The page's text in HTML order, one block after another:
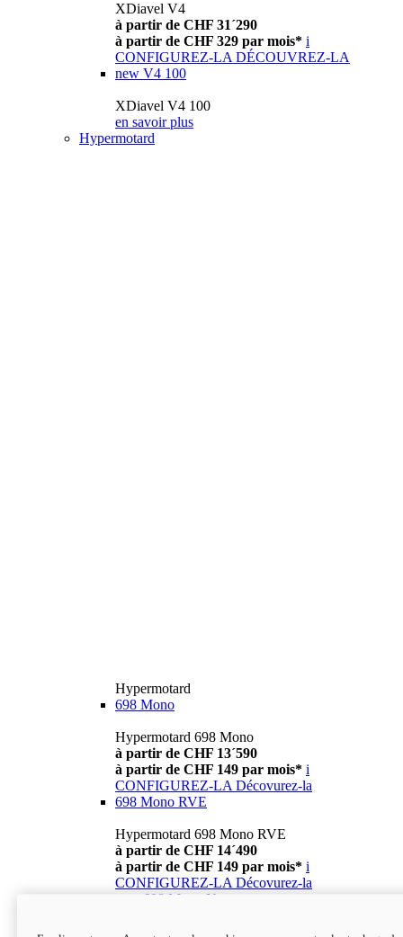
XDiavel V4
à partir de CHF 31´290
à partir de CHF 329 par mois* i
CONFIGUREZ-LA DÉCOUVREZ-LA
new V4 100
XDiavel V4 100
en savoir plus
Hypermotard
Hypermotard
698 Mono
Hypermotard 698 Mono
à partir de CHF 13´590
à partir de CHF 149 par mois* i
CONFIGUREZ-LA Décovurez-la
698 Mono RVE
Hypermotard 698 Mono RVE
à partir de CHF 14´490
à partir de CHF 149 par mois* i
CONFIGUREZ-LA Décovurez-la
698 Mono Nera
Hypermotard 698 Mono Nera